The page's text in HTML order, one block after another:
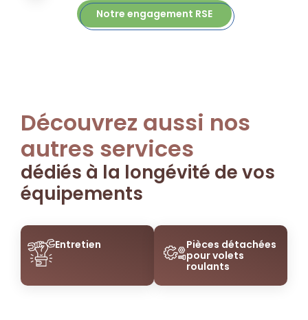
Notre engagement RSE
Découvrez aussi nos
autres services
dédiés à la longévité de vos
équipements
Entretien
Pièces détachées
pour volets
roulants